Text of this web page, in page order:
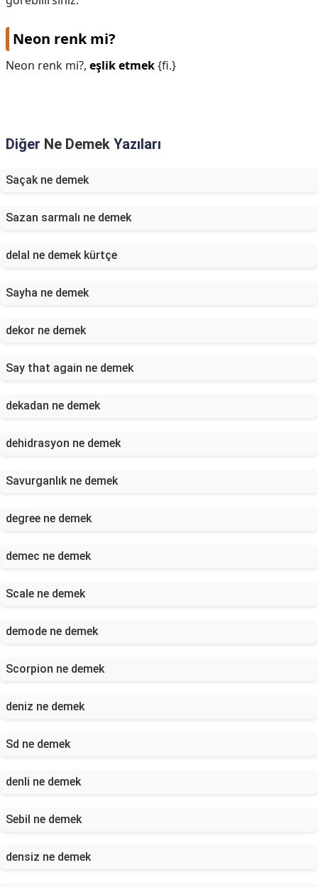
Neon renk mi?
Neon renk mi?, eşlik etmek{fi.}
Diğer Ne Demek Yazıları
Saçak ne demek
Sazan sarmalı ne demek
delal ne demek kürtçe
Sayha ne demek
dekor ne demek
Say that again ne demek
dekadan ne demek
dehidrasyon ne demek
Savurganlık ne demek
degree ne demek
demec ne demek
Scale ne demek
demode ne demek
Scorpion ne demek
deniz ne demek
Sd ne demek
denli ne demek
Sebil ne demek
densiz ne demek